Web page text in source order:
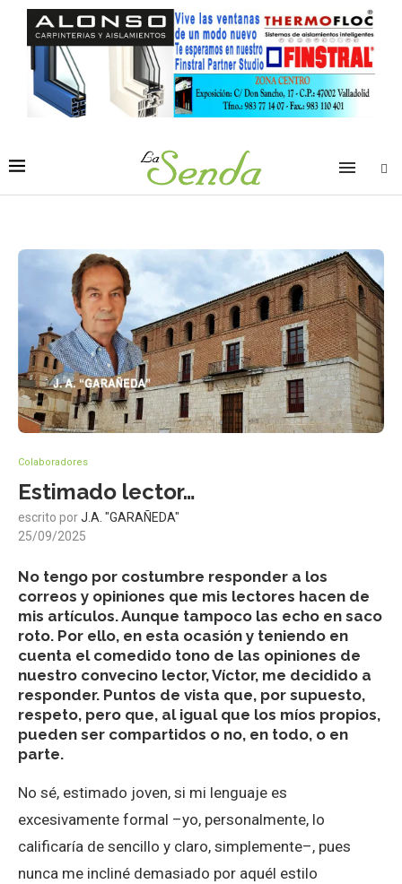
Colaboradores
Estimado lector…
escrito porJ.A. "GARAÑEDA"
25/09/2025
No tengo por costumbre responder a los
correos y opiniones que mis lectores hacen de
mis artículos. Aunque tampoco las echo en saco
roto. Por ello, en esta ocasión y teniendo en
cuenta el comedido tono de las opiniones de
nuestro convecino lector, Víctor, me decidido a
responder. Puntos de vista que, por supuesto,
respeto, pero que, al igual que los míos propios,
pueden ser compartidos o no, en todo, o en
parte.
No sé, estimado joven, si mi lenguaje es
excesivamente formal –yo, personalmente, lo
calificaría de sencillo y claro, simplemente–, pues
nunca me incliné demasiado por aquél estilo